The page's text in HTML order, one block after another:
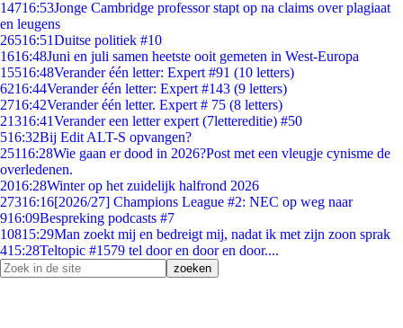
14716:53Jonge Cambridge professor stapt op na claims over plagiaat
en leugens
26516:51Duitse politiek #10
1616:48Juni en juli samen heetste ooit gemeten in West-Europa
15516:48Verander één letter: Expert #91 (10 letters)
6216:44Verander één letter: Expert #143 (9 letters)
2716:42Verander één letter. Expert # 75 (8 letters)
21316:41Verander een letter expert (7lettereditie) #50
516:32Bij Edit ALT-S opvangen?
25116:28Wie gaan er dood in 2026?Post met een vleugje cynisme de
overledenen.
2016:28Winter op het zuidelijk halfrond 2026
27316:16[2026/27] Champions League #2: NEC op weg naar
916:09Bespreking podcasts #7
10815:29Man zoekt mij en bedreigt mij, nadat ik met zijn zoon sprak
415:28Teltopic #1579 tel door en door en door....